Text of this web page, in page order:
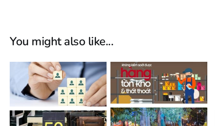
You might also like...